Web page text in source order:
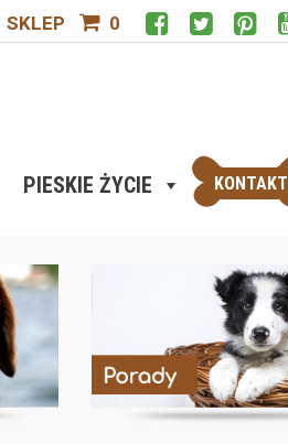
SKLEP 0
PIESKIE ŻYCIE KONTAKT